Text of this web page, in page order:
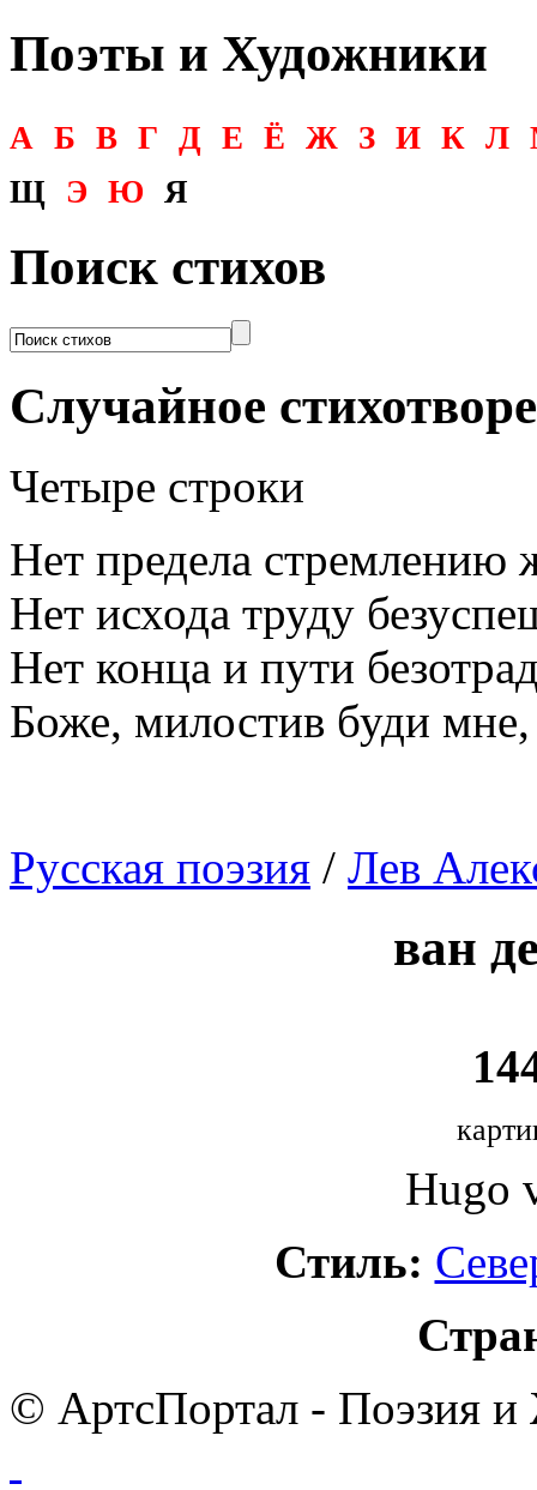
Поэты и Художники
А Б В Г Д Е Ё Ж З И К Л
Щ Э Ю Я
Поиск стихов
Случайное
Четыре строки
Нет предела стремлению
Нет исхода труду
Нет конца и пути
Боже, милостив буди
Русская поэзия / Лев
ван
Hugo
Стиль:
© АртсПортал - Поэзия